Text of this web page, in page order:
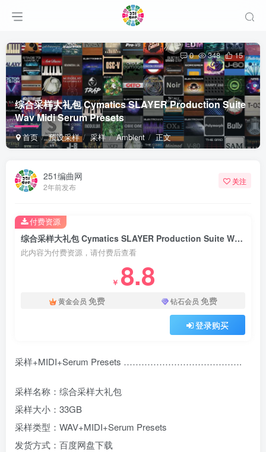
综合采样大礼包 Cymatics SLAYER Production Suite
Wav Midi Serum Presets
首页 预设采样 采样 Ambient 正文
0 348 15
251编曲网
2年前发布
关注
综合采样大礼包 Cymatics SLAYER Production Suite Wav Midi Serum Presets
此内容为付费资源，请付费后查看
￥ 8.8
黄金会员 免费 钻石会员 免费
登录购买
付费资源
采样+MIDI+Serum Presets ………………………………….
采样名称：综合采样大礼包
采样大小：33GB
采样类型：WAV+MIDI+Serum Presets
发货方式：百度网盘下载